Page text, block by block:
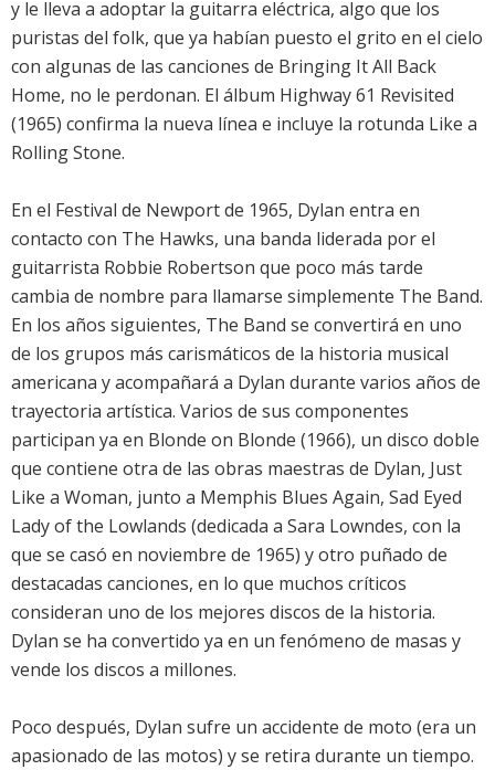
y le lleva a adoptar la guitarra eléctrica, algo que los
puristas del folk, que ya habían puesto el grito en el cielo
con algunas de las canciones de Bringing It All Back
Home, no le perdonan. El álbum Highway 61 Revisited
(1965) confirma la nueva línea e incluye la rotunda Like a
Rolling Stone.
En el Festival de Newport de 1965, Dylan entra en
contacto con The Hawks, una banda liderada por el
guitarrista Robbie Robertson que poco más tarde
cambia de nombre para llamarse simplemente The Band.
En los años siguientes, The Band se convertirá en uno
de los grupos más carismáticos de la historia musical
americana y acompañará a Dylan durante varios años de
trayectoria artística. Varios de sus componentes
participan ya en Blonde on Blonde (1966), un disco doble
que contiene otra de las obras maestras de Dylan, Just
Like a Woman, junto a Memphis Blues Again, Sad Eyed
Lady of the Lowlands (dedicada a Sara Lowndes, con la
que se casó en noviembre de 1965) y otro puñado de
destacadas canciones, en lo que muchos críticos
consideran uno de los mejores discos de la historia.
Dylan se ha convertido ya en un fenómeno de masas y
vende los discos a millones.
Poco después, Dylan sufre un accidente de moto (era un
apasionado de las motos) y se retira durante un tiempo.